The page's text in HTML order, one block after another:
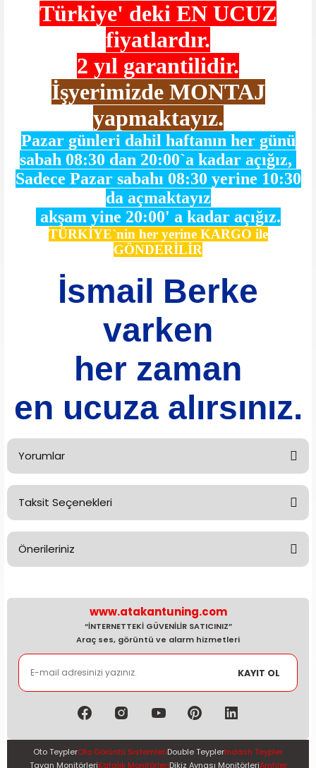
Türkiye' deki EN UCUZ
fiyatlardır.
2 yıl garantilidir.
İşyerimizde MONTAJ
yapmaktayız.
Pazar günleri dahil haftanın her günü
sabah 08:30 dan 20:00`a kadar açığız,
Sadece Pazar sabahı 08:30 yerine 10:30
da açmaktayız
akşam yine 20:00' a kadar açığız.
TÜRKİYE`nin her yerine KARGO ile
GÖNDERİLİR
İsmail Berke
varken
her zaman
en ucuza alırsınız.
Yorumlar
Bu ürüne ilk yorumu siz yapın!
Taksit Seçenekleri
Önerileriniz
kullanarak tarafımıza iletebilirsiniz.
Görüş ve önerileriniz için teşekkür ederiz.
Ürün resmi kalitesiz, bozuk veya görüntülenemiyor.
Ürün açıklamasında eksik bilgiler bulunuyor.
Ürün bilgilerinde hatalar bulunuyor.
Ürün fiyatı diğer sitelerden daha pahalı.
www.atakantuning.com
“İNTERNETTEKİ GÜVENİLİR SATICINIZ”
Araç ses, görüntü ve alarm hizmetleri
KAYIT OL
Oto TeyplerOto Görüntü SistemleriDouble TeyplerIndash Teypler
Tavan MonitörleriKafalık MonitörleriDikiz Aynası MonitörleriAmfiler